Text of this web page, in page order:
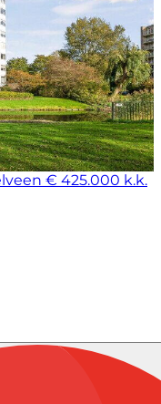
€ 425.000 k.k.